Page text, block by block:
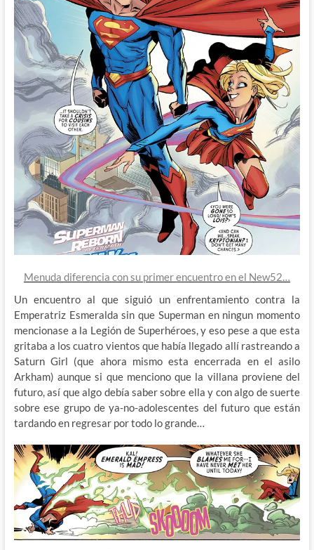
Menuda diferencia con su primer encuentro en el New52…
Un encuentro al que siguió un enfrentamiento contra la
Emperatriz Esmeralda sin que Superman en ningun momento
mencionase a la Legión de Superhéroes, y eso pese a que esta
gritaba a los cuatro vientos que había llegado allí rastreando a
Saturn Girl (que ahora mismo esta encerrada en el asilo
Arkham) aunque si que menciono que la villana proviene del
futuro, así que algo debía saber sobre ella y con algo de suerte
sobre ese grupo de ya-no-adolescentes del futuro que están
tardando en regresar por todo lo grande…